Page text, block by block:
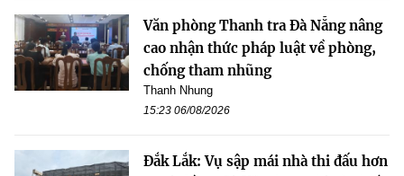
Văn phòng Thanh tra Đà Nẵng nâng
cao nhận thức pháp luật về phòng,
chống tham nhũng
Thanh Nhung
15:23 06/08/2026
Đắk Lắk: Vụ sập mái nhà thi đấu hơn